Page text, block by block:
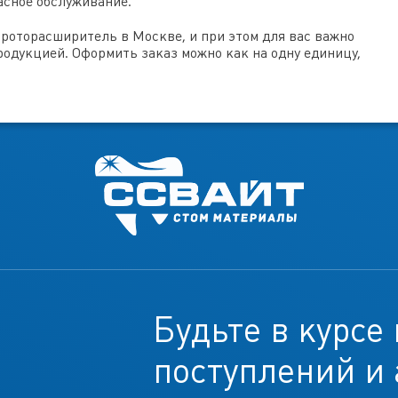
в Москве, и при этом для вас важно
Оформить заказ можно как на одну единицу,
Будьте в
поступлений